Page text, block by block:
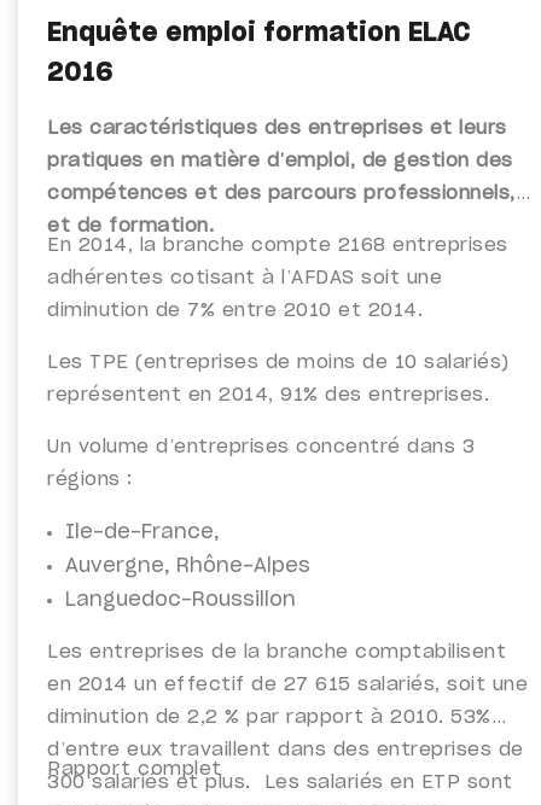
Enquête emploi formation ELAC
2016
Les caractéristiques des entreprises et leurs
pratiques en matière d’emploi, de gestion des
compétences et des parcours professionnels,
et de formation.
En 2014, la branche compte 2168 entreprises
adhérentes cotisant à l’AFDAS soit une
diminution de 7% entre 2010 et 2014.
Les TPE (entreprises de moins de 10 salariés)
représentent en 2014, 91% des entreprises.
Un volume d’entreprises concentré dans 3
régions :
Ile-de-France,
Auvergne, Rhône-Alpes
Languedoc-Roussillon
Les entreprises de la branche comptabilisent
en 2014 un effectif de 27 615 salariés, soit une
diminution de 2,2 % par rapport à 2010. 53%
d’entre eux travaillent dans des entreprises de
300 salariés et plus. Les salariés en ETP sont
Rapport complet